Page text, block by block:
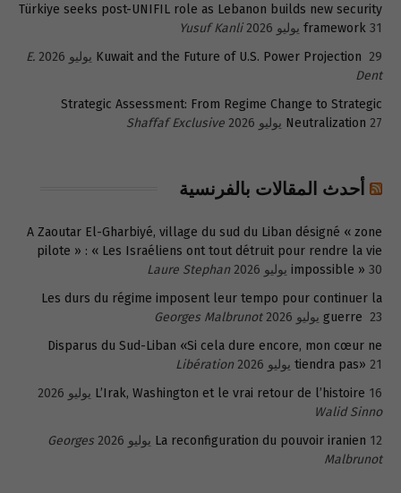
Türkiye seeks post-UNIFIL role as Lebanon builds new security
framework 31 يوليو 2026
Yusuf Kanli
Kuwait and the Future of U.S. Power Projection 29 يوليو 2026
E.
Dent
Strategic Assessment: From Regime Change to Strategic
Neutralization 27 يوليو 2026 Shaffaf Exclusive
أحدث المقالات بالفرنسية
A Zaoutar El-Gharbiyé, village du sud du Liban désigné « zone
pilote » : « Les Israéliens ont tout détruit pour rendre la vie
impossible » 30 يوليو 2026
Laure Stephan
Les durs du régime imposent leur tempo pour continuer la
guerre 23 يوليو 2026
Georges Malbrunot
Disparus du Sud-Liban «Si cela dure encore, mon cœur ne
tiendra pas» 21 يوليو 2026
Libération
L’Irak, Washington et le vrai retour de l’histoire 16 يوليو 2026
Walid Sinno
La reconfiguration du pouvoir iranien 12 يوليو 2026
Georges
Malbrunot